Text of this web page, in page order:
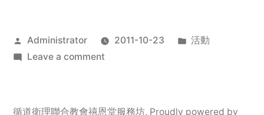
Posted
by
Administrator 2011-10-23
Posted
活動
Leave a commenton
服
循道衛理聯合教會禧恩堂服務坊, Proudly powered by